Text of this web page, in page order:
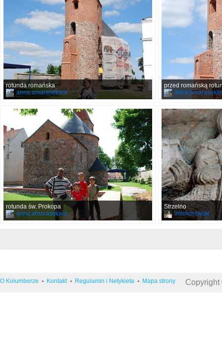
rotunda romańska
anna.amarasekara
przed romańską
rotunda św. Prokopa
anna.amarasekara
Strzelno
lmichorowski
O Kolumberze Kontakt Regulamin i Netykieta Mapa strony